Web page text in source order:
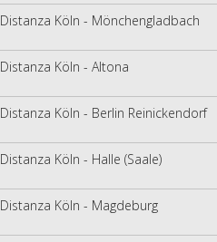
Distanza Köln - Mönchengladbach
Distanza Köln - Altona
Distanza Köln - Berlin Reinickendorf
Distanza Köln - Halle (Saale)
Distanza Köln - Magdeburg